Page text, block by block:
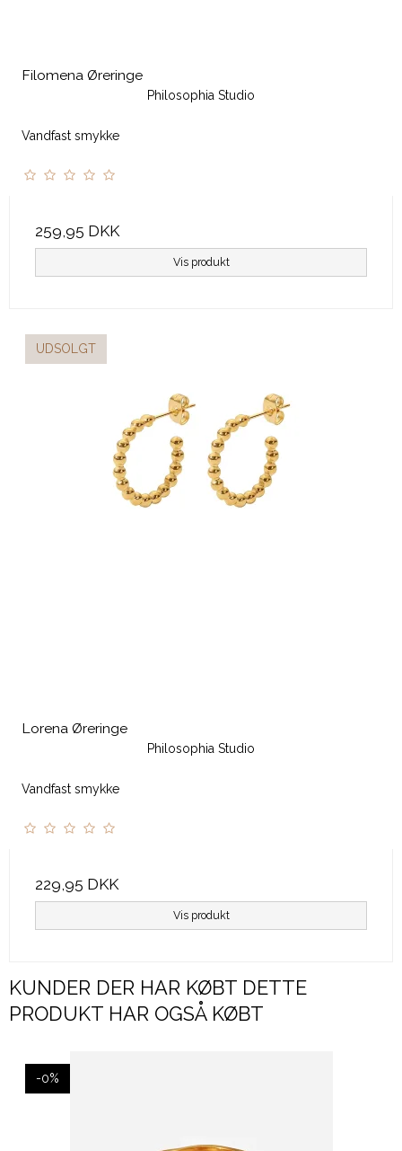
Filomena Øreringe
Philosophia Studio
Vandfast smykke
259,95 DKK
Vis produkt
UDSOLGT
Lorena Øreringe
Philosophia Studio
Vandfast smykke
229,95 DKK
Vis produkt
KUNDER DER HAR KØBT DETTE
PRODUKT HAR OGSÅ KØBT
-0%